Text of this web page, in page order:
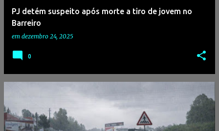
PJ detém suspeito após morte a tiro de jovem no
Barreiro
em dezembro 24, 2025
0